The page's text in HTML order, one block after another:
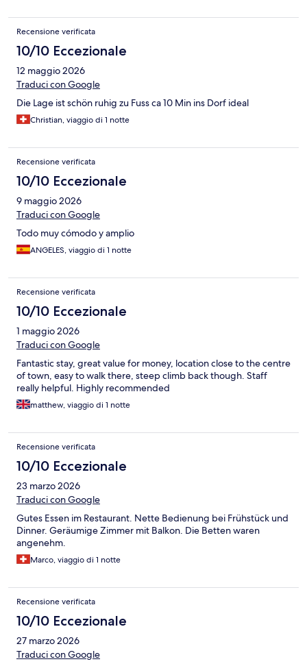
Recensione verificata
10/10 Eccezionale
12 maggio 2026
Traduci con Google
Die Lage ist schön ruhig zu Fuss ca 10 Min ins Dorf ideal
Christian, viaggio di 1 notte
Recensione verificata
10/10 Eccezionale
9 maggio 2026
Traduci con Google
Todo muy cómodo y amplio
ANGELES, viaggio di 1 notte
Recensione verificata
10/10 Eccezionale
1 maggio 2026
Traduci con Google
Fantastic stay, great value for money, location close to the centre
of town, easy to walk there, steep climb back though. Staff
really helpful. Highly recommended
matthew, viaggio di 1 notte
Recensione verificata
10/10 Eccezionale
23 marzo 2026
Traduci con Google
Gutes Essen im Restaurant. Nette Bedienung bei Frühstück und
Dinner. Geräumige Zimmer mit Balkon. Die Betten waren
angenehm.
Marco, viaggio di 1 notte
Recensione verificata
10/10 Eccezionale
27 marzo 2026
Traduci con Google